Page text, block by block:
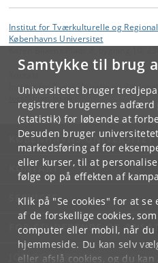
Samtykke til brug
Universitetet bruger
registrere brugernes adfærd
(statistik) for løbende at
Desuden bruger
markedsføring af for
eller kurser, til at
følge op på effekten af
Klik på "Se cookies" for at
af de forskellige cookies,
computer eller mobil, når
hjemmeside. Du kan selv
eller afslå cookies, og du
Institut for Tværkulturelle og
Københavns Universitet
Institut for Tværkulturelle og
KØBENHAVNS UNIVERSITET
KONTAKT
SERVICES
FOR STUDERENDE OG
JOB OG KARRIERE